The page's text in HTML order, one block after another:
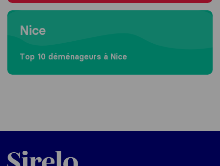
Moving to Nice
Nice
Top 10 déménageurs à Nice
Sirelo.fr